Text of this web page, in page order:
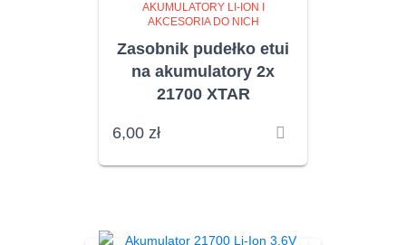
AKUMULATORY LI-ION I
AKCESORIA DO NICH
Zasobnik pudełko etui
na akumulatory 2x
21700 XTAR
6,00 zł